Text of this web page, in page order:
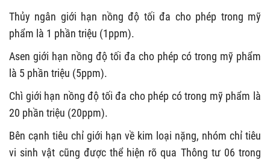
Thủy ngân giới hạn nồng độ tối đa cho phép trong mỹ
phẩm là 1 phần triệu (1ppm).
Asen giới hạn nồng độ tối đa cho phép có trong mỹ phẩm
là 5 phần triệu (5ppm).
Chì giới hạn nồng độ tối đa cho phép có trong mỹ phẩm là
20 phần triệu (20ppm).
Bên cạnh tiêu chỉ giới hạn về kim loại nặng, nhóm chỉ tiêu
vi sinh vật cũng được thể hiện rõ qua Thông tư 06 trong